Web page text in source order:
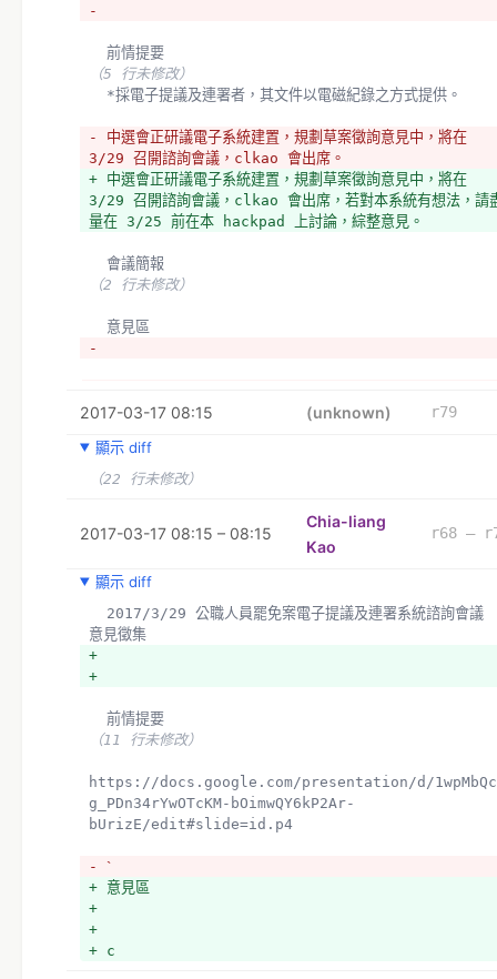
-
  前情提要
（5 行未修改）
  *採電子提議及連署者，其文件以電磁紀錄之方式提供。
- 中選會正研議電子系統建置，規劃草案徵詢意見中，將在
3/29 召開諮詢會議，clkao 會出席。
+ 中選會正研議電子系統建置，規劃草案徵詢意見中，將在
3/29 召開諮詢會議，clkao 會出席，若對本系統有想法，請
量在 3/25 前在本 hackpad 上討論，綜整意見。
  會議簡報
（2 行未修改）
  意見區
-
+ clkao
連署人不見得同意及希望讓領銜人得知個人資料，現行紙本是不
得已。
則第三方可惡意破壞罷免，使得領銜人誤以為連署人已達門檻。
2017-03-17 08:15 (unknown)
r79
顯示 diff
（22 行未修改）
2017-03-17 08:15 – 08:15
Chia-liang
Kao
r68 –
顯示 diff
意見徵集
+
+
  前情提要
（11 行未修改）
https://docs.google.com/presentation/d/
g_PDn34rYwOTcKM-bOimwQY6kP2Ar-
bUrizE/edit#slide=id.p4
- ˋ
+ 意見區
+
+
+ c